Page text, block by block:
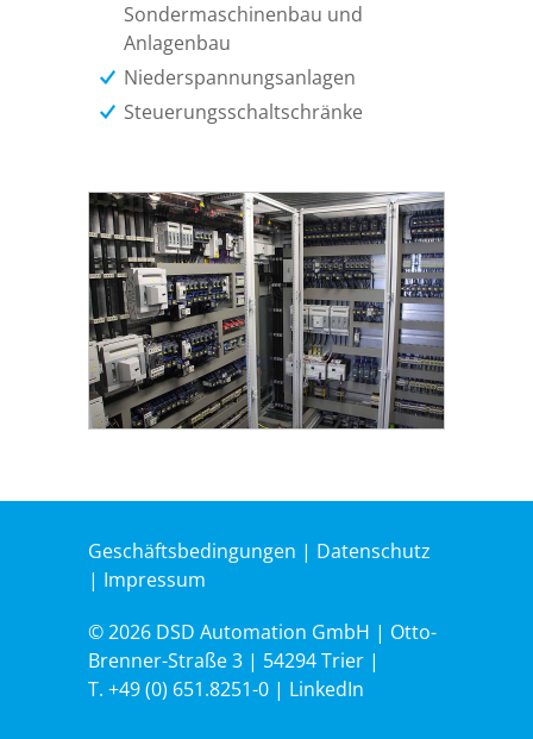
Sondermaschinenbau und
Anlagenbau
Niederspannungsanlagen
Steuerungsschaltschränke
Geschäftsbedingungen | Datenschutz
| Impressum
© 2026 DSD Automation GmbH | Otto-
Brenner-Straße 3 | 54294 Trier |
T. +49 (0) 651.8251-0 | LinkedIn